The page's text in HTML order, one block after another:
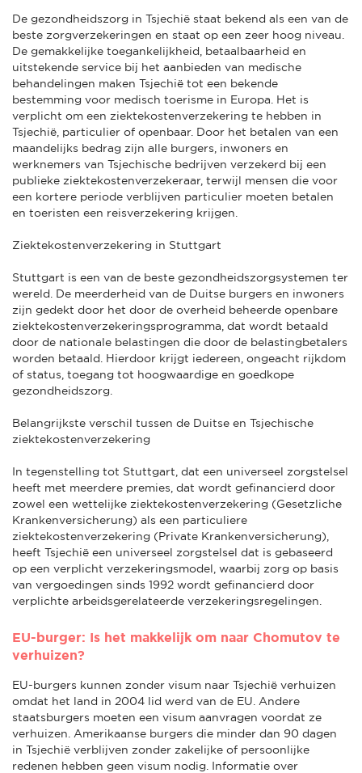
De gezondheidszorg in Tsjechië staat bekend als een van de
beste zorgverzekeringen en staat op een zeer hoog niveau.
De gemakkelijke toegankelijkheid, betaalbaarheid en
uitstekende service bij het aanbieden van medische
behandelingen maken Tsjechië tot een bekende
bestemming voor medisch toerisme in Europa. Het is
verplicht om een ziektekostenverzekering te hebben in
Tsjechië, particulier of openbaar. Door het betalen van een
maandelijks bedrag zijn alle burgers, inwoners en
werknemers van Tsjechische bedrijven verzekerd bij een
publieke ziektekostenverzekeraar, terwijl mensen die voor
een kortere periode verblijven particulier moeten betalen
en toeristen een reisverzekering krijgen.
Ziektekostenverzekering in Stuttgart
Stuttgart is een van de beste gezondheidszorgsystemen ter
wereld. De meerderheid van de Duitse burgers en inwoners
zijn gedekt door het door de overheid beheerde openbare
ziektekostenverzekeringsprogramma, dat wordt betaald
door de nationale belastingen die door de belastingbetalers
worden betaald. Hierdoor krijgt iedereen, ongeacht rijkdom
of status, toegang tot hoogwaardige en goedkope
gezondheidszorg.
Belangrijkste verschil tussen de Duitse en Tsjechische
ziektekostenverzekering
In tegenstelling tot Stuttgart, dat een universeel zorgstelsel
heeft met meerdere premies, dat wordt gefinancierd door
zowel een wettelijke ziektekostenverzekering (Gesetzliche
Krankenversicherung) als een particuliere
ziektekostenverzekering (Private Krankenversicherung),
heeft Tsjechië een universeel zorgstelsel dat is gebaseerd
op een verplicht verzekeringsmodel, waarbij zorg op basis
van vergoedingen sinds 1992 wordt gefinancierd door
verplichte arbeidsgerelateerde verzekeringsregelingen.
EU-burger: Is het makkelijk om naar Chomutov te
verhuizen?
EU-burgers kunnen zonder visum naar Tsjechië verhuizen
omdat het land in 2004 lid werd van de EU. Andere
staatsburgers moeten een visum aanvragen voordat ze
verhuizen. Amerikaanse burgers die minder dan 90 dagen
in Tsjechië verblijven zonder zakelijke of persoonlijke
redenen hebben geen visum nodig. Informatie over